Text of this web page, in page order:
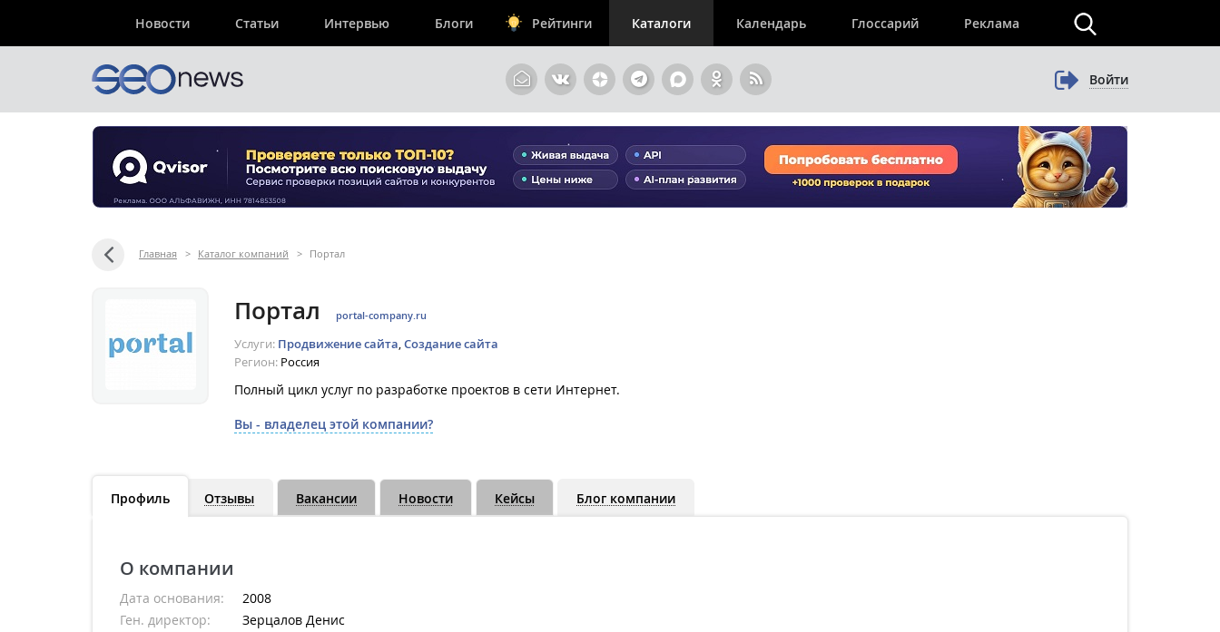
Новости Статьи Интервью Блоги Рейтинги Каталоги Календарь Глоссарий Реклама
Войти
Главная > Каталог компаний > Пoртал
Пoртал portal-company.ru
Услуги: Продвижение сайта,Создание сайта
Регион: Россия
Полный цикл услуг по разработке проектов в сети Интернет.
Вы - владелец этой компании?
Профиль Отзывы Вакансии Новости Кейсы Блог компании
О компании
Дата основания:
2008
Ген. директор:
Зерцалов Денис